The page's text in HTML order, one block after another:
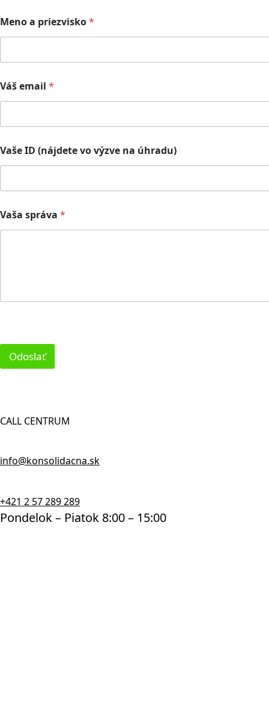
Meno a priezvisko*
Váš email *
Vaše ID (nájdete vo výzve na úhradu)
Vaša správa *
Odoslať
CALL CENTRUM
info@konsolidacna.sk
+421 2 57 289 289
Pondelok – Piatok 8:00 – 15:00